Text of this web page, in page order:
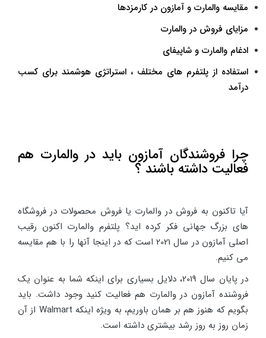
مقایسه والمارت و آمازون در کارمزدها
مزایای فروش در والمارت
ادغام والمارت و شاپیفای
استفاده از پلتفرم های مختلف ، استراتژی هوشمند برای کسب
درآمد
چرا فروشندگان آمازون باید در والمارت هم
فعالیت داشته باشند ؟
آیا تاکنون به فروش در والمارت یا فروش محصولات در فروشگاه
های بزرگ جهانی فکر کرده اید؟ پلتفرم والمارت اکنون رقیب
اصلی آمازون در سال 2021 است که در اینجا آنها را با هم مقایسه
می کنیم.
در پایان سال 2019، دلایل بسیاری برای اینکه شما به عنوان یک
فروشنده آمازون در والمارت هم فعالیت کنید وجود داشت. باید
بگویم که هنوز هم بر همان باوریم، به ویژه اینکه Walmart از آن
زمان روز به روز رشد بیشتری داشته است.